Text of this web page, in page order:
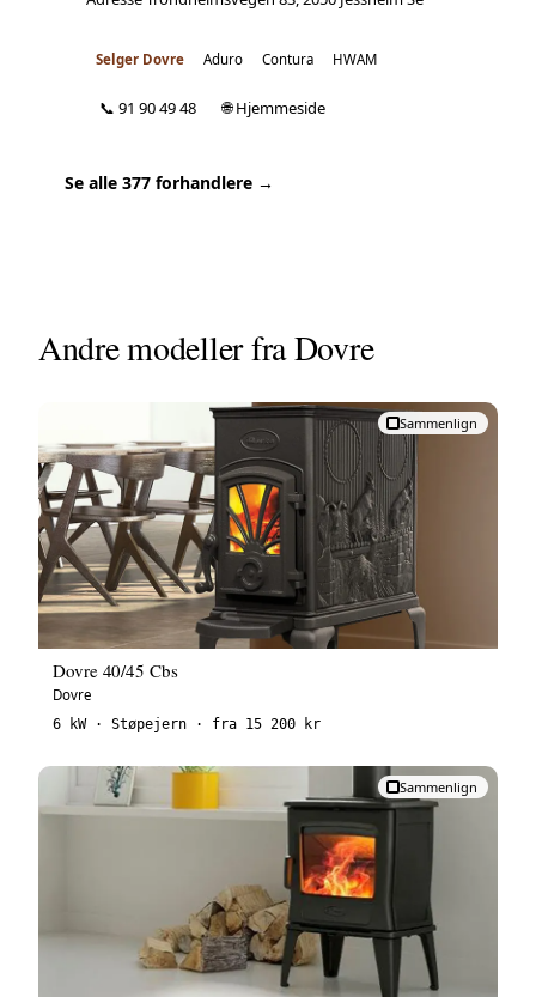
Selger Dovre Aduro Contura HWAM
📞 91 90 49 48 🌐 Hjemmeside
Se alle 377 forhandlere →
Andre modeller fra Dovre
Sammenlign
Dovre 40/45 Cbs
Dovre
6 kW · Støpejern · fra 15 200 kr
Sammenlign